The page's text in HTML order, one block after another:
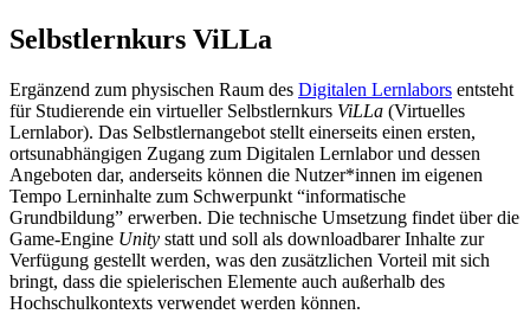
Selbstlernkurs ViLLa
Ergänzend zum physischen Raum des Digitalen Lernlabors entsteht
für Studierende ein virtueller Selbstlernkurs ViLLa (Virtuelles
Lernlabor). Das Selbstlernangebot stellt einerseits einen ersten,
ortsunabhängigen Zugang zum Digitalen Lernlabor und dessen
Angeboten dar, anderseits können die Nutzer*innen im eigenen
Tempo Lerninhalte zum Schwerpunkt “informatische
Grundbildung” erwerben. Die technische Umsetzung findet über die
Game-Engine Unity statt und soll als downloadbarer Inhalte zur
Verfügung gestellt werden, was den zusätzlichen Vorteil mit sich
bringt, dass die spielerischen Elemente auch außerhalb des
Hochschulkontexts verwendet werden können.